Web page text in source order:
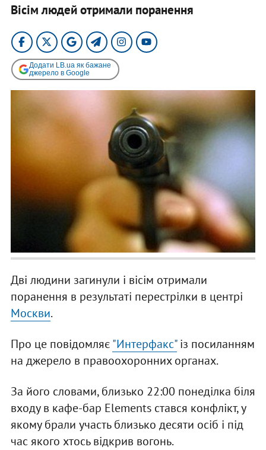
Вісім людей отримали поранення
Додати LB.ua як бажане
джерело в Google
Дві людини загинули і вісім отримали
поранення в результаті перестрілки в центрі
Москви.
Про це повідомляє"Интерфакс"із посиланням
на джерело в правоохоронних органах.
За його словами, близько 22:00 понеділка біля
входу в кафе-бар Elements стався конфлікт, у
якому брали участь близько десяти осіб і під
час якого хтось відкрив вогонь.